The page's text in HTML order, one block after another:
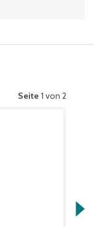
Seite 1 von 2